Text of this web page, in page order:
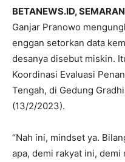
BETANEWS.ID,
Ganjar Pranowo
enggan setorkan data
desanya disebut miskin.
Koordinasi Evaluasi
Tengah, di Gedung
(13/2/2023).
“Nah ini, mindset ya.
apa, demi rakyat ini,